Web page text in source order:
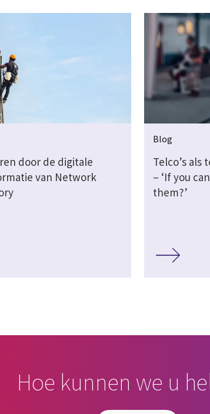
door de digitale
van Network
Blog
Telco’s
– ‘If you
them?’
Hoe kunnen we u